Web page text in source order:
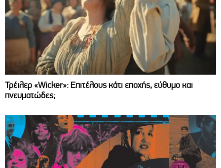
Τρέιλερ «Wicker»: Επιτέλους κάτι εποχής, εύθυμο και
πνευματώδες;